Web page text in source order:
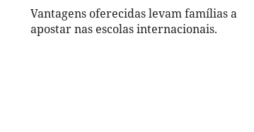
Vantagens oferecidas levam famílias a
apostar nas escolas internacionais.